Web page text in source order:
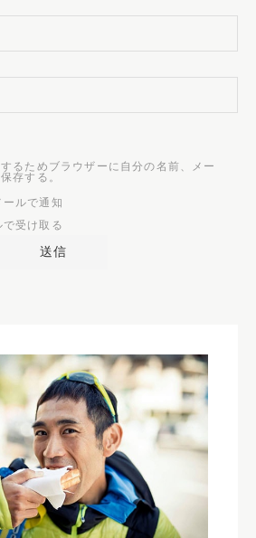
るためブラウザーに自分の名前、メー
存する。
ルで通知
受け取る